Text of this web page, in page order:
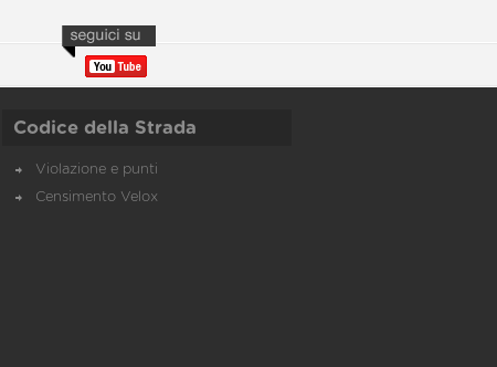
Codice della Strada
Violazione e punti
Censimento Velox